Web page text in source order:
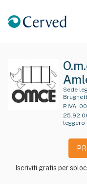
Sede
P.IVA:
leggero
Iscriviti gratis per